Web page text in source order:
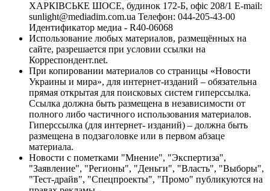
ХАРКІВСЬКЕ ШОСЕ, будинок 172-Б, офіс 208/1 E-mail:
sunlight@mediadim.com.ua Телефон: 044-205-43-00
Идентификатор медиа - R40-06068
Использование любых материалов, размещённых на
сайте, разрешается при условии ссылки на
Корреспондент.net.
При копировании материалов со страницы «Новости
Украины и мира», для интернет-изданий – обязательна
прямая открытая для поисковых систем гиперссылка.
Ссылка должна быть размещена в независимости от
полного либо частичного использования материалов.
Гиперссылка (для интернет- изданий) – должна быть
размещена в подзаголовке или в первом абзаце
материала.
Новости с пометками "Мнение", "Экспертиза",
"Заявление", "Регионы", "Деньги", "Власть", "Выборы",
"Тест-драйв", "Спецпроекты", "Промо" публикуются на